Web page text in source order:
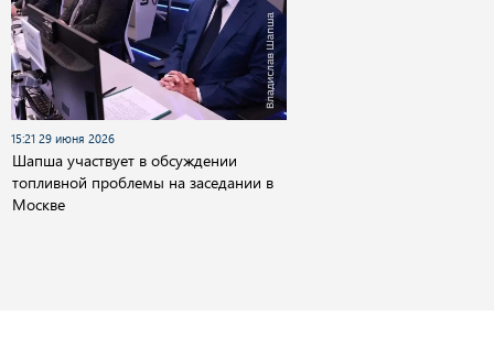
15:21 29 июня 2026
Шапша участвует в обсуждении
топливной проблемы на заседании в
Москве